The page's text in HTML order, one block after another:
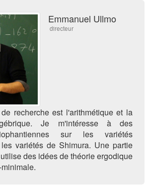
Emmanuel Ullmo
directeur
recherche est l'arithmétique et la
Je m'intéresse à des
sur les variétés
variétés de Shimura. Une partie
des idées de théorie ergodique